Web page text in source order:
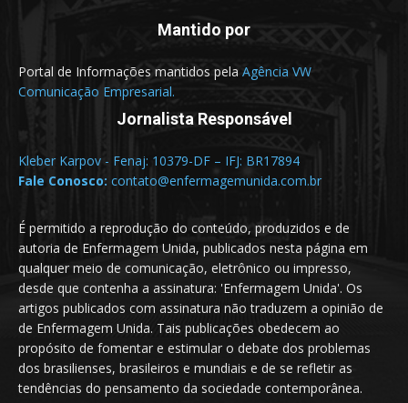
Mantido por
Portal de Informações mantidos pela Agência VW
Comunicação Empresarial.
Jornalista Responsável
Kleber Karpov - Fenaj: 10379-DF – IFJ: BR17894
Fale Conosco: contato@enfermagemunida.com.br
É permitido a reprodução do conteúdo, produzidos e de
autoria de Enfermagem Unida, publicados nesta página em
qualquer meio de comunicação, eletrônico ou impresso,
desde que contenha a assinatura: 'Enfermagem Unida'. Os
artigos publicados com assinatura não traduzem a opinião de
de Enfermagem Unida. Tais publicações obedecem ao
propósito de fomentar e estimular o debate dos problemas
dos brasilienses, brasileiros e mundiais e de se refletir as
tendências do pensamento da sociedade contemporânea.